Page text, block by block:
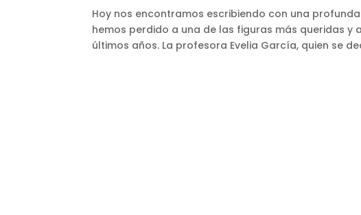
Hoy nos encontramos escribiendo con una
hemos perdido a una de las figuras más queridas
últimos años. La profesora Evelia García, quien se